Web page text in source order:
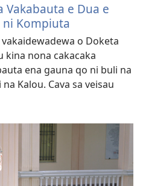
Vakabauta e Dua e
Kompiuta
o Doketa
kina nona cakacaka
ena gauna qo ni buli na
Kalou. Cava sa veisau